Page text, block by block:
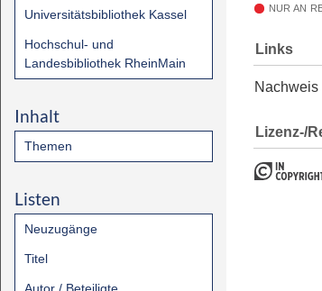
Universitätsbibliothek Kassel
Hochschul- und
Landesbibliothek RheinMain
Inhalt
Themen
Listen
Neuzugänge
Titel
NUR AN
Links
Nachweis
Lizenz-/